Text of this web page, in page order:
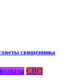
священника
СВО